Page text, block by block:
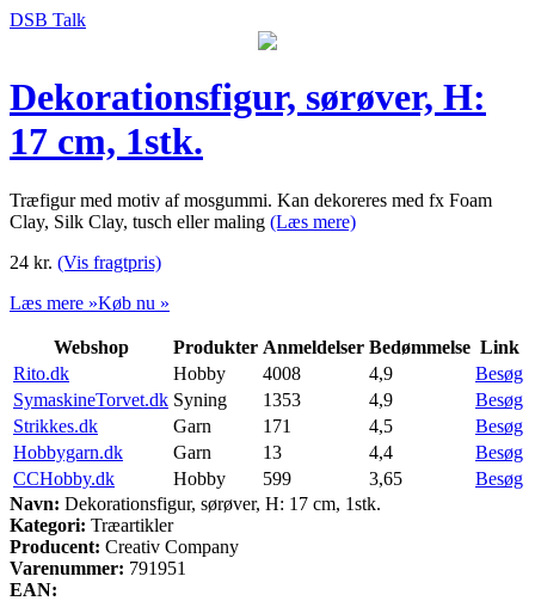
DSB Talk
Dekorationsfigur, sørøver, H:
17 cm, 1stk.
Træfigur med motiv af mosgummi. Kan dekoreres med fx Foam
Clay, Silk Clay, tusch eller maling (Læs mere)
24 kr. (Vis fragtpris)
Læs mere »Køb nu »
Webshop Produkter Anmeldelser Bedømmelse Link
Rito.dk
Hobby 4008 4,9
Besøg
SymaskineTorvet.dk Syning 1353 4,9
Besøg
Strikkes.dk
Garn 171 4,5
Besøg
Hobbygarn.dk
Garn 13 4,4
Besøg
CCHobby.dk
Hobby 599 3,65
Besøg
Navn: Dekorationsfigur, sørøver, H: 17 cm, 1stk.
Kategori: Træartikler
Producent: Creativ Company
Varenummer: 791951
EAN: